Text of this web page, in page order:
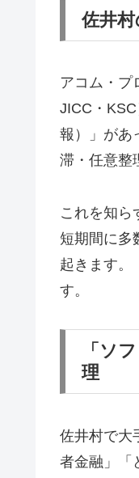
佐井
アコム・プ
JICC・
報）」があ
滞・任意整
これを知ら
短期間に多
起きます。
す。
「ソ
理
佐井村で大
者金融」「